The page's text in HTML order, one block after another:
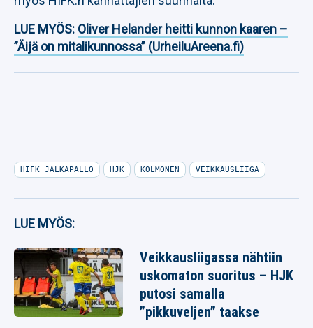
LUE MYÖS: Oliver Helander heitti kunnon kaaren –
”Äijä on mitalikunnossa” (UrheiluAreena.fi)
HIFK JALKAPALLO HJK KOLMONEN VEIKKAUSLIIGA
LUE MYÖS:
Veikkausliigassa nähtiin
uskomaton suoritus – HJK
putosi samalla
”pikkuveljen” taakse